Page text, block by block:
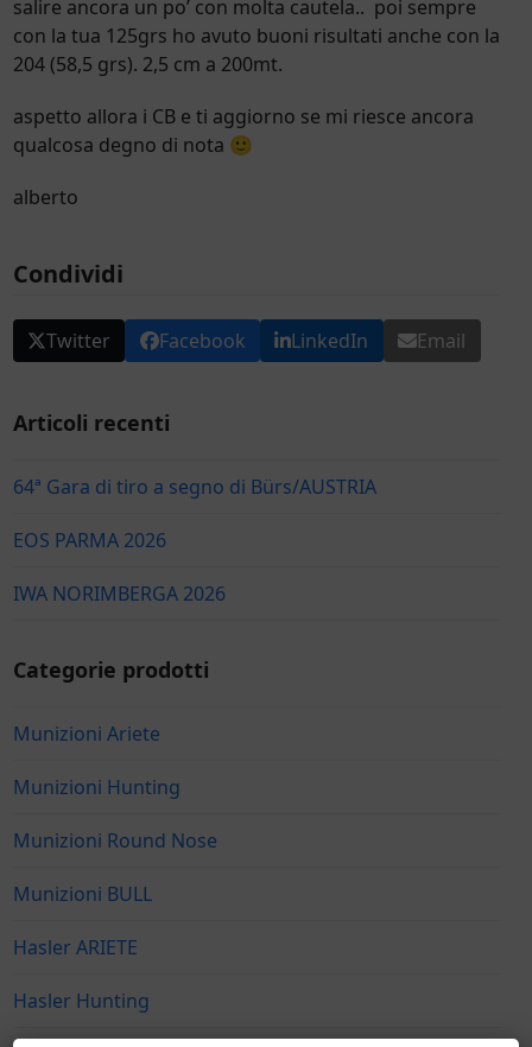
salire ancora un po’ con molta cautela.. poi sempre
con la tua 125grs ho avuto buoni risultati anche con la
204 (58,5 grs). 2,5 cm a 200mt.
aspetto allora i CB e ti aggiorno se mi riesce ancora
qualcosa degno di nota 🙂
alberto
Condividi
Twitter Facebook LinkedIn Email
Articoli recenti
64ª Gara di tiro a segno di Bürs/AUSTRIA
EOS PARMA 2026
IWA NORIMBERGA 2026
Categorie prodotti
Munizioni Ariete
Munizioni Hunting
Munizioni Round Nose
Munizioni BULL
Hasler ARIETE
Hasler Hunting